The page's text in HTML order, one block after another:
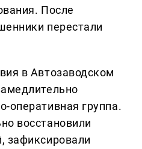
После
перестали
в Автозаводском
оперативная группа.
восстановили
зафиксировали